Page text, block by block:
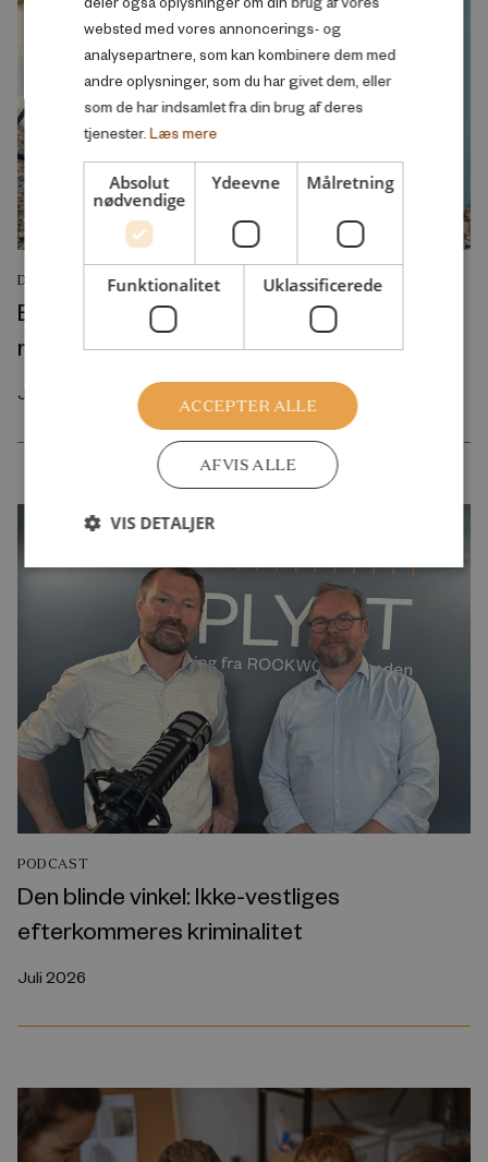
DEBATINDLÆG
Byggelegepladser rammer en svaghed i
moderne børneliv
Juli 2026
PODCAST
Den blinde vinkel: Ikke-vestliges
efterkommeres kriminalitet
Juli 2026
websted med vores annoncerings- og
analysepartnere, som kan kombinere dem med
andre oplysninger, som du har givet dem, eller
som de har indsamlet fra din brug af deres
tjenester. Læs mere
Absolut
nødvendige
Ydeevne Målretning
Funktionalitet Uklassificerede
ACCEPTER ALLE
AFVIS ALLE
VIS DETALJER